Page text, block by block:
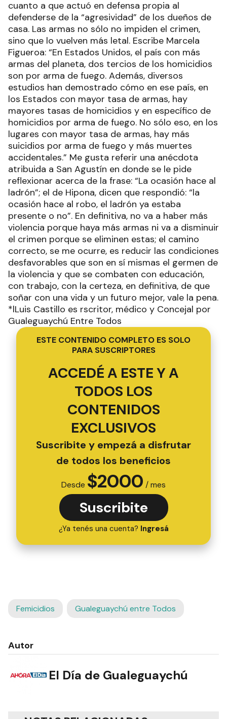
cuanto a que actuó en defensa propia al
defenderse de la “agresividad” de los dueños de
casa. Las armas no sólo no impiden el crimen,
sino que lo vuelven más letal. Escribe Marcela
Figueroa: “En Estados Unidos, el país con más
armas del planeta, dos tercios de los homicidios
son por arma de fuego. Además, diversos
estudios han demostrado cómo en ese país, en
los Estados con mayor tasa de armas, hay
mayores tasas de homicidios y en específico de
homicidios por arma de fuego. No sólo eso, en los
lugares con mayor tasa de armas, hay más
suicidios por arma de fuego y más muertes
accidentales.” Me gusta referir una anécdota
atribuida a San Agustín en donde se le pide
reflexionar acerca de la frase: “La ocasión hace al
ladrón”; el de Hipona, dicen que respondió: “la
ocasión hace al robo, el ladrón ya estaba
presente o no”. En definitiva, no va a haber más
violencia porque haya más armas ni va a disminuir
el crimen porque se eliminen estas; el camino
correcto, se me ocurre, es reducir las condiciones
desfavorables que son en sí mismas el germen de
la violencia y que se combaten con educación,
con trabajo, con la certeza, en definitiva, de que
soñar con una vida y un futuro mejor, vale la pena.
*lLuis Castillo es rscritor, médico y Concejal por
Gualeguaychú Entre Todos
ESTE CONTENIDO COMPLETO ES SOLO
PARA SUSCRIPTORES
ACCEDÉ A ESTE Y A
TODOS LOS
CONTENIDOS
EXCLUSIVOS
Suscribite y empezá a disfrutar
de todos los beneficios
Desde $2000 / mes
Suscribite
¿Ya tenés una cuenta? Ingresá
Femicidios Gualeguaychú entre Todos
Autor
El Día de Gualeguaychú